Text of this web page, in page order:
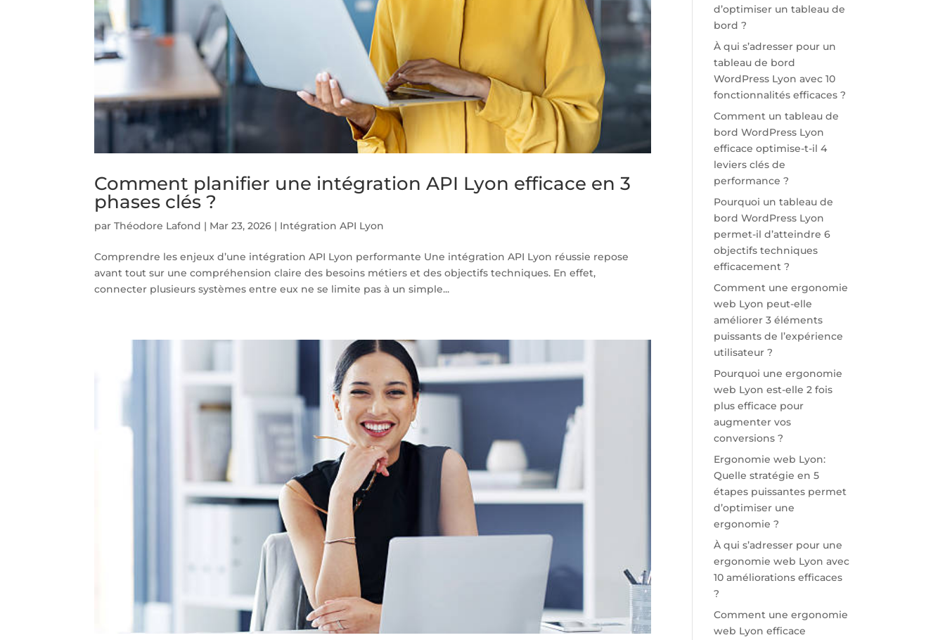
Comment planifier une intégration API Lyon efficace en 3
phases clés ?
parThéodore Lafond | Mar 23, 2026 | Intégration API Lyon
Comprendre les enjeux d’une intégration API Lyon performante Une intégration API Lyon réussie repose
avant tout sur une compréhension claire des besoins métiers et des objectifs techniques. En effet,
connecter plusieurs systèmes entre eux ne se limite pas à un simple...
d’optimiser un tableau de
bord ?
À qui s’adresser pour un
tableau de bord
WordPress Lyon avec 10
fonctionnalités efficaces ?
Comment un tableau de
bord WordPress Lyon
efficace optimise-t-il 4
leviers clés de
performance ?
Pourquoi un tableau de
bord WordPress Lyon
permet-il d’atteindre 6
objectifs techniques
efficacement ?
Comment une ergonomie
web Lyon peut-elle
améliorer 3 éléments
puissants de l’expérience
utilisateur ?
Pourquoi une ergonomie
web Lyon est-elle 2 fois
plus efficace pour
augmenter vos
conversions ?
Ergonomie web Lyon:
Quelle stratégie en 5
étapes puissantes permet
d’optimiser une
ergonomie ?
À qui s’adresser pour une
ergonomie web Lyon avec
10 améliorations efficaces
?
Comment une ergonomie
web Lyon efficace